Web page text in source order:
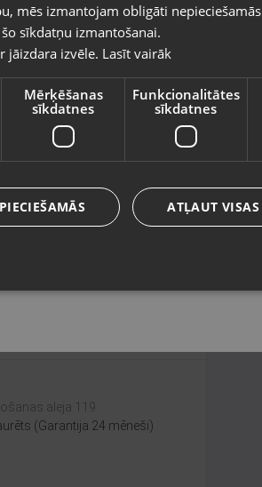
(Garantija 24 mēneši)
aleja 119
(Garantija 24 mēneši)
būs attēlots izvēlētajā valodā
mēs izmantojam obligāti
sīkdatņu izmantošanai.
jāizdara izvēle. Lasīt vairāk
Mērķēšanas
sīkdatnes
Funkcionalitātes
sīkdatnes
ATĻAUT